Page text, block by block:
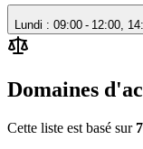
Lundi : 09:00 - 12:00,
Domaines
Cette liste est basé sur